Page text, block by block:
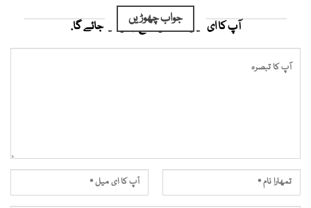
جواب چھوڑیں
آپ کا ای میل ایڈریس شائع نہیں کیا جائے گا.